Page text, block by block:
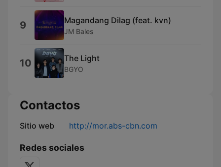
9 Magandang Dilag (feat. kvn)
JM Bales
10 The Light
BGYO
Contactos
Sitio web http://mor.abs-cbn.com
Redes sociales